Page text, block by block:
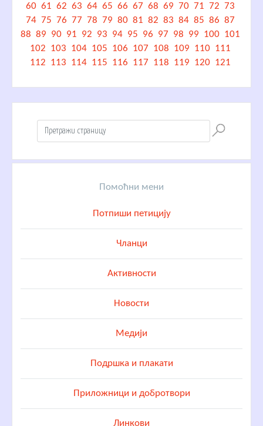
60 61 62 63 64 65 66 67 68 69 70 71 72 73
74 75 76 77 78 79 80 81 82 83 84 85 86 87
88 89 90 91 92 93 94 95 96 97 98 99 100 101
102 103 104 105 106 107 108 109 110 111
112 113 114 115 116 117 118 119 120 121
Помоћни мени
Потпиши петицију
Чланци
Активности
Новости
Медији
Подршка и плакати
Приложници и добротвори
Линкови